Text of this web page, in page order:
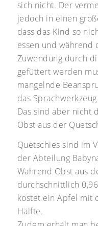
sich nicht. Der
jedoch in einen
dass das Kind so
essen und während
Zuwendung durch
gefüttert werden
mangelnde
das
Das sind aber nicht
Obst aus der
Quetschies sind im
der Abteilung
Während Obst aus
durchschnittlich
kostet ein Apfel mit
Hälfte.